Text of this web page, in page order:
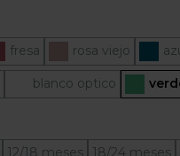
fresa rosa viejo
blanco optico
12/18 meses 18/24 meses